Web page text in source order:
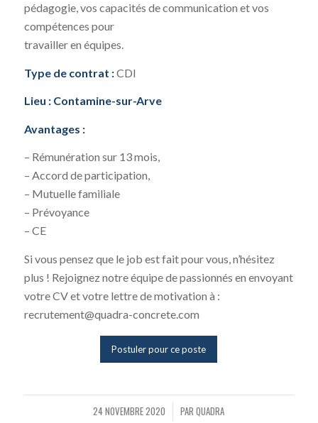
pédagogie, vos capacités de communication et vos
compétences pour
travailler en équipes.
Type de contrat :CDI
Lieu : Contamine-sur-Arve
Avantages :
– Rémunération sur 13 mois,
– Accord de participation,
– Mutuelle familiale
– Prévoyance
– CE
Si vous pensez que le job est fait pour vous, n’hésitez
plus ! Rejoignez notre équipe de passionnés en envoyant
votre CV et votre lettre de motivation à :
recrutement@quadra-concrete.com
Postuler pour ce poste
24 NOVEMBRE 2020
/ PARQUADRA